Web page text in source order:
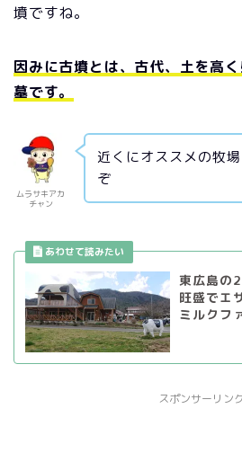
墳ですね。
因みに古墳とは、古代、土を高
墓です。
ムラサキアカ
チャン
近くにオススメの牧
ぞ
東広島の
旺盛でエ
ミルクフ
スポンサーリンク